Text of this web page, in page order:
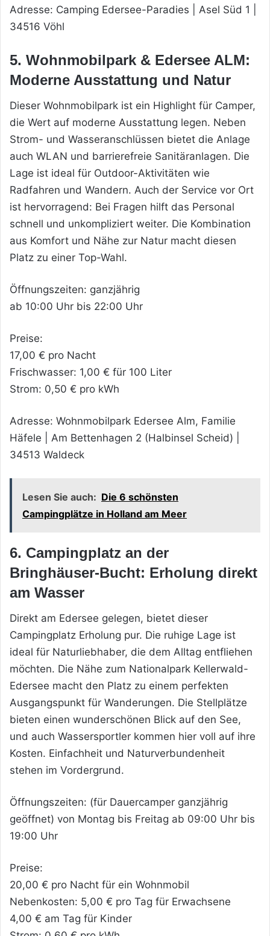
Adresse: Camping Edersee-Paradies | Asel Süd 1 |
34516 Vöhl
5. Wohnmobilpark & Edersee ALM:
Moderne Ausstattung und Natur
Dieser Wohnmobilpark ist ein Highlight für Camper,
die Wert auf moderne Ausstattung legen. Neben
Strom- und Wasseranschlüssen bietet die Anlage
auch WLAN und barrierefreie Sanitäranlagen. Die
Lage ist ideal für Outdoor-Aktivitäten wie
Radfahren und Wandern. Auch der Service vor Ort
ist hervorragend: Bei Fragen hilft das Personal
schnell und unkompliziert weiter. Die Kombination
aus Komfort und Nähe zur Natur macht diesen
Platz zu einer Top-Wahl.
Öffnungszeiten: ganzjährig
ab 10:00 Uhr bis 22:00 Uhr
Preise:
17,00 € pro Nacht
Frischwasser: 1,00 € für 100 Liter
Strom: 0,50 € pro kWh
Adresse: Wohnmobilpark Edersee Alm, Familie
Häfele | Am Bettenhagen 2 (Halbinsel Scheid) |
34513 Waldeck
Lesen Sie auch: Die 6 schönsten
Campingplätze in Holland am Meer
6. Campingplatz an der
Bringhäuser-Bucht: Erholung direkt
am Wasser
Direkt am Edersee gelegen, bietet dieser
Campingplatz Erholung pur. Die ruhige Lage ist
ideal für Naturliebhaber, die dem Alltag entfliehen
möchten. Die Nähe zum Nationalpark Kellerwald-
Edersee macht den Platz zu einem perfekten
Ausgangspunkt für Wanderungen. Die Stellplätze
bieten einen wunderschönen Blick auf den See,
und auch Wassersportler kommen hier voll auf ihre
Kosten. Einfachheit und Naturverbundenheit
stehen im Vordergrund.
Öffnungszeiten: (für Dauercamper ganzjährig
geöffnet) von Montag bis Freitag ab 09:00 Uhr bis
19:00 Uhr
Preise:
20,00 € pro Nacht für ein Wohnmobil
Nebenkosten: 5,00 € pro Tag für Erwachsene
4,00 € am Tag für Kinder